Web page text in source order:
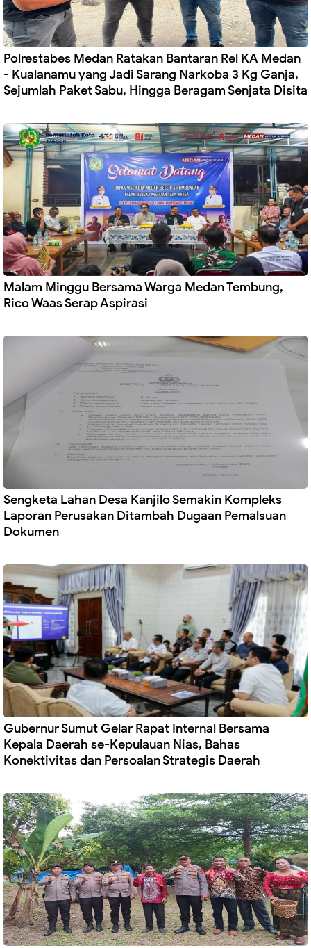
Polrestabes Medan Ratakan Bantaran Rel KA Medan
- Kualanamu yang Jadi Sarang Narkoba 3 Kg Ganja,
Sejumlah Paket Sabu, Hingga Beragam Senjata Disita
Malam Minggu Bersama Warga Medan Tembung,
Rico Waas Serap Aspirasi
Sengketa Lahan Desa Kanjilo Semakin Kompleks –
Laporan Perusakan Ditambah Dugaan Pemalsuan
Dokumen
Gubernur Sumut Gelar Rapat Internal Bersama
Kepala Daerah se-Kepulauan Nias, Bahas
Konektivitas dan Persoalan Strategis Daerah